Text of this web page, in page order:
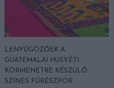
LENYŰGÖZŐEK A
GUATEMALAI HÚSVÉTI
KÖRMENETRE KÉSZÜLŐ
SZÍNES FŰRÉSZPOR